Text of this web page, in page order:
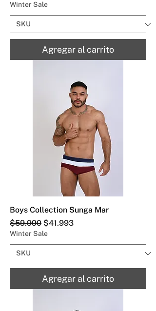
Winter Sale
Agregar al carrito
Boys Collection Sunga Mar
Precio
$59.990 Precio de oferta
$41.993
Winter Sale
Agregar al carrito